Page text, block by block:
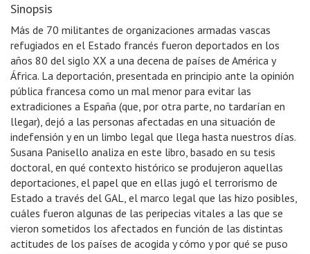
Sinopsis
Más de 70 militantes de organizaciones armadas vascas
refugiados en el Estado francés fueron deportados en los
años 80 del siglo XX a una decena de países de América y
África. La deportación, presentada en principio ante la opinión
pública francesa como un mal menor para evitar las
extradiciones a España (que, por otra parte, no tardarían en
llegar), dejó a las personas afectadas en una situación de
indefensión y en un limbo legal que llega hasta nuestros días.
Susana Panisello analiza en este libro, basado en su tesis
doctoral, en qué contexto histórico se produjeron aquellas
deportaciones, el papel que en ellas jugó el terrorismo de
Estado a través del GAL, el marco legal que las hizo posibles,
cuáles fueron algunas de las peripecias vitales a las que se
vieron sometidos los afectados en función de las distintas
actitudes de los países de acogida y cómo y por qué se puso